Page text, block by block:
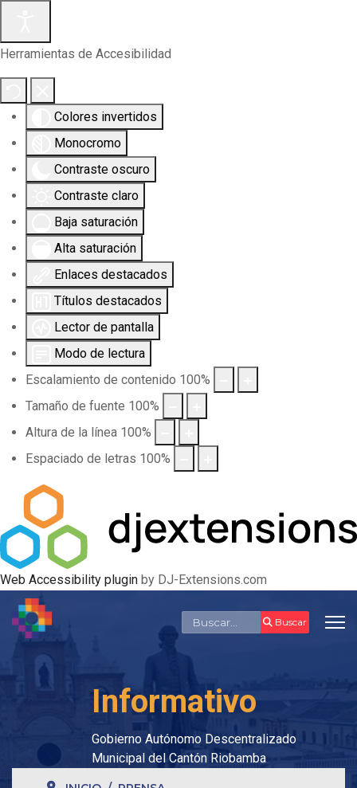
Herramientas de Accesibilidad
Colores invertidos
Monocromo
Contraste oscuro
Contraste claro
Baja saturación
Alta saturación
Enlaces destacados
Títulos destacados
Lector de pantalla
Modo de lectura
Escalamiento de contenido 100%
Tamaño de fuente 100%
Altura de la línea 100%
Espaciado de letras 100%
Web Accessibility plugin by DJ-Extensions.com
Buscar Buscar
Informativo
Gobierno Autónomo Descentralizado
Municipal del Cantón Riobamba